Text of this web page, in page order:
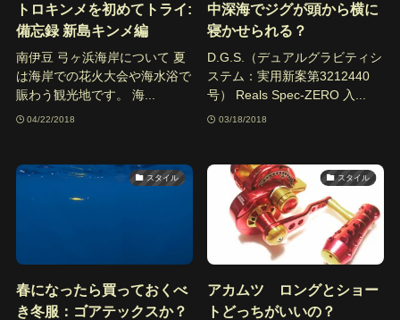
トロキンメを初めてトライ:
備忘録 新島キンメ編
南伊豆 弓ヶ浜海岸について 夏
は海岸での花火大会や海水浴で
賑わう観光地です。 海...
04/22/2018
中深海でジグが頭から横に
寝かせられる？
D.G.S.（デュアルグラビティシ
ステム：実用新案第3212440
号） Reals Spec-ZERO 入...
03/18/2018
スタイル
春になったら買っておくべ
き冬服：ゴアテックスか？
スタイル
アカムツ ロングとショー
トどっちがいいの？